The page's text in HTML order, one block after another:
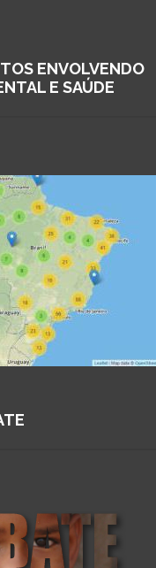
ENVOLVENDO
E SAÚDE